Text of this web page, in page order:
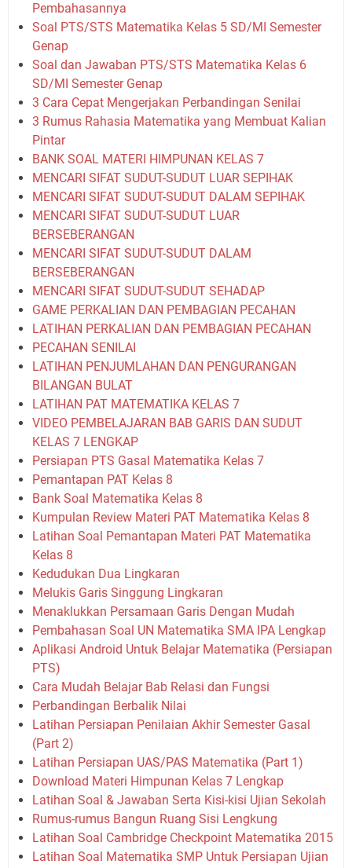
Pembahasannya
Soal PTS/STS Matematika Kelas 5 SD/MI Semester
Genap
Soal dan Jawaban PTS/STS Matematika Kelas 6
SD/MI Semester Genap
3 Cara Cepat Mengerjakan Perbandingan Senilai
3 Rumus Rahasia Matematika yang Membuat Kalian
Pintar
BANK SOAL MATERI HIMPUNAN KELAS 7
MENCARI SIFAT SUDUT-SUDUT LUAR SEPIHAK
MENCARI SIFAT SUDUT-SUDUT DALAM SEPIHAK
MENCARI SIFAT SUDUT-SUDUT LUAR
BERSEBERANGAN
MENCARI SIFAT SUDUT-SUDUT DALAM
BERSEBERANGAN
MENCARI SIFAT SUDUT-SUDUT SEHADAP
GAME PERKALIAN DAN PEMBAGIAN PECAHAN
LATIHAN PERKALIAN DAN PEMBAGIAN PECAHAN
PECAHAN SENILAI
LATIHAN PENJUMLAHAN DAN PENGURANGAN
BILANGAN BULAT
LATIHAN PAT MATEMATIKA KELAS 7
VIDEO PEMBELAJARAN BAB GARIS DAN SUDUT
KELAS 7 LENGKAP
Persiapan PTS Gasal Matematika Kelas 7
Pemantapan PAT Kelas 8
Bank Soal Matematika Kelas 8
Kumpulan Review Materi PAT Matematika Kelas 8
Latihan Soal Pemantapan Materi PAT Matematika
Kelas 8
Kedudukan Dua Lingkaran
Melukis Garis Singgung Lingkaran
Menaklukkan Persamaan Garis Dengan Mudah
Pembahasan Soal UN Matematika SMA IPA Lengkap
Aplikasi Android Untuk Belajar Matematika (Persiapan
PTS)
Cara Mudah Belajar Bab Relasi dan Fungsi
Perbandingan Berbalik Nilai
Latihan Persiapan Penilaian Akhir Semester Gasal
(Part 2)
Latihan Persiapan UAS/PAS Matematika (Part 1)
Download Materi Himpunan Kelas 7 Lengkap
Latihan Soal & Jawaban Serta Kisi-kisi Ujian Sekolah
Rumus-rumus Bangun Ruang Sisi Lengkung
Latihan Soal Cambridge Checkpoint Matematika 2015
Latihan Soal Matematika SMP Untuk Persiapan Ujian